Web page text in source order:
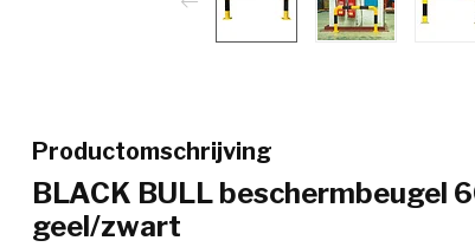
Productomschrijving
BLACK BULL beschermbeugel
geel/zwart